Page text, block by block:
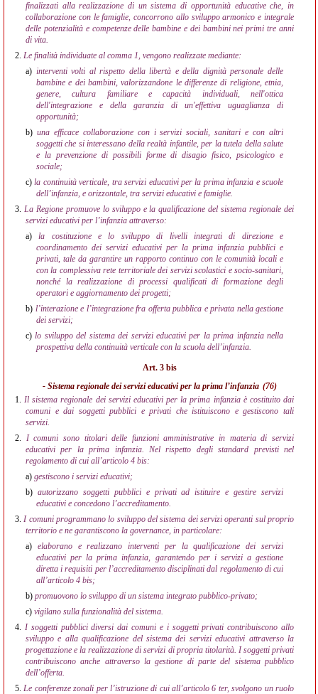
finalizzati alla realizzazione di un sistema di opportunità educative che, in
collaborazione con le famiglie, concorrono allo sviluppo armonico e integrale
delle potenzialità e competenze delle bambine e dei bambini nei primi tre anni
di vita.
2. Le finalità individuate al comma 1, vengono realizzate mediante:
a) interventi volti al rispetto della libertà e della dignità personale delle
bambine e dei bambini, valorizzandone le differenze di religione, etnia,
genere, cultura familiare e capacità individuali, nell'ottica
dell'integrazione e della garanzia di un'effettiva uguaglianza di
opportunità;
b) una efficace collaborazione con i servizi sociali, sanitari e con altri
soggetti che si interessano della realtà infantile, per la tutela della salute
e la prevenzione di possibili forme di disagio fisico, psicologico e
sociale;
c)la continuità verticale, tra servizi educativi per la prima infanzia e scuole
dell’infanzia, e orizzontale, tra servizi educativi e famiglie.
3. La Regione promuove lo sviluppo e la qualificazione del sistema regionale dei
servizi educativi per l’infanzia attraverso:
a)la costituzione e lo sviluppo di livelli integrati di direzione e
coordinamento dei servizi educativi per la prima infanzia pubblici e
privati, tale da garantire un rapporto continuo con le comunità locali e
con la complessiva rete territoriale dei servizi scolastici e socio-sanitari,
nonché la realizzazione di processi qualificati di formazione degli
operatori e aggiornamento dei progetti;
b) l’interazione e l’integrazione fra offerta pubblica e privata nella gestione
dei servizi;
c)lo sviluppo del sistema dei servizi educativi per la prima infanzia nella
prospettiva della continuità verticale con la scuola dell’infanzia.
Art. 3 bis
- Sistema regionale dei servizi educativi per la prima l’infanzia (76)
1. Il sistema regionale dei servizi educativi per la prima infanzia è costituito dai
comuni e dai soggetti pubblici e privati che istituiscono e gestiscono tali
servizi.
2. I comuni sono titolari delle funzioni amministrative in materia di servizi
educativi per la prima infanzia. Nel rispetto degli standard previsti nel
regolamento di cui all’articolo 4 bis:
a) gestiscono i servizi educativi;
b) autorizzano soggetti pubblici e privati ad istituire e gestire servizi
educativi e concedono l’accreditamento.
3. I comuni programmano lo sviluppo del sistema dei servizi operanti sul proprio
territorio e ne garantiscono la governance, in particolare:
a) elaborano e realizzano interventi per la qualificazione dei servizi
educativi per la prima infanzia, garantendo per i servizi a gestione
diretta i requisiti per l’accreditamento disciplinati dal regolamento di cui
all’articolo 4 bis;
b) promuovono lo sviluppo di un sistema integrato pubblico-privato;
c) vigilano sulla funzionalità del sistema.
4. I soggetti pubblici diversi dai comuni e i soggetti privati contribuiscono allo
sviluppo e alla qualificazione del sistema dei servizi educativi attraverso la
progettazione e la realizzazione di servizi di propria titolarità. I soggetti privati
contribuiscono anche attraverso la gestione di parte del sistema pubblico
dell’offerta.
5. Le conferenze zonali per l’istruzione di cui all’articolo 6 ter, svolgono un ruolo